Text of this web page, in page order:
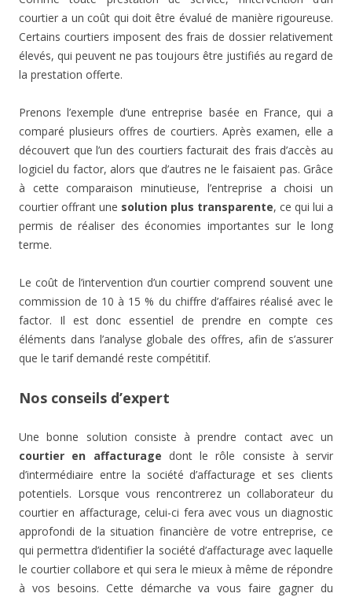
courtier a un coût qui doit être évalué de manière rigoureuse.
Certains courtiers imposent des frais de dossier relativement
élevés, qui peuvent ne pas toujours être justifiés au regard de
la prestation offerte.
Prenons l’exemple d’une entreprise basée en France, qui a
comparé plusieurs offres de courtiers. Après examen, elle a
découvert que l’un des courtiers facturait des frais d’accès au
logiciel du factor, alors que d’autres ne le faisaient pas. Grâce
à cette comparaison minutieuse, l’entreprise a choisi un
courtier offrant une solution plus transparente, ce qui lui a
permis de réaliser des économies importantes sur le long
terme.
Le coût de l’intervention d’un courtier comprend souvent une
commission de 10 à 15 % du chiffre d’affaires réalisé avec le
factor. Il est donc essentiel de prendre en compte ces
éléments dans l’analyse globale des offres, afin de s’assurer
que le tarif demandé reste compétitif.
Nos conseils d’expert
Une bonne solution consiste à prendre contact avec un
courtier en affacturage dont le rôle consiste à servir
d’intermédiaire entre la société d’affacturage et ses clients
potentiels. Lorsque vous rencontrerez un collaborateur du
courtier en affacturage, celui-ci fera avec vous un diagnostic
approfondi de la situation financière de votre entreprise, ce
qui permettra d’identifier la société d’affacturage avec laquelle
le courtier collabore et qui sera le mieux à même de répondre
à vos besoins. Cette démarche va vous faire gagner du